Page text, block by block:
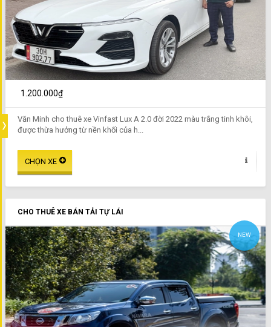
1.200.000₫
Văn Minh cho thuê xe Vinfast Lux A 2.0 đời 2022 màu trắng tinh khôi,
được thừa hưởng từ nền khối của h...
CHO THUÊ XE BÁN TẢI TỰ LÁI
NEW